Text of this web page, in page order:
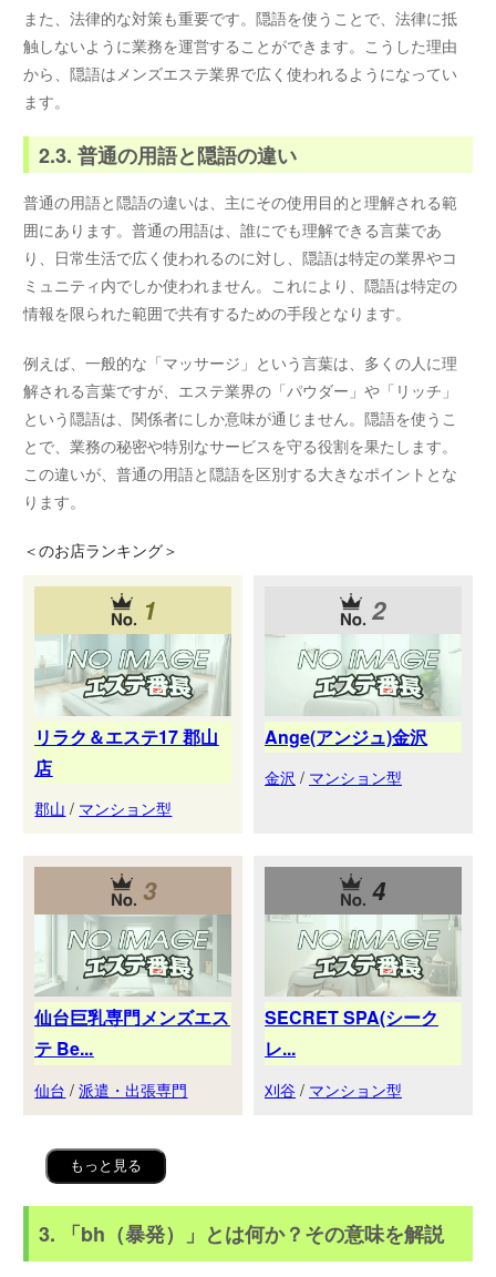
また、法律的な対策も重要です。隠語を使うことで、法律に抵
触しないように業務を運営することができます。こうした理由
から、隠語はメンズエステ業界で広く使われるようになってい
ます。
2.3. 普通の用語と隠語の違い
普通の用語と隠語の違いは、主にその使用目的と理解される範
囲にあります。普通の用語は、誰にでも理解できる言葉であ
り、日常生活で広く使われるのに対し、隠語は特定の業界やコ
ミュニティ内でしか使われません。これにより、隠語は特定の
情報を限られた範囲で共有するための手段となります。
例えば、一般的な「マッサージ」という言葉は、多くの人に理
解される言葉ですが、エステ業界の「パウダー」や「リッチ」
という隠語は、関係者にしか意味が通じません。隠語を使うこ
とで、業務の秘密や特別なサービスを守る役割を果たします。
この違いが、普通の用語と隠語を区別する大きなポイントとな
ります。
＜のお店ランキング＞
1
リラク＆エステ17 郡山
店
郡山 / マンション型
2
Ange(アンジュ)金沢
金沢 / マンション型
3
仙台巨乳専門メンズエス
テ Be...
仙台 /派遣・出張専門
4
SECRET SPA(シーク
レ...
刈谷 / マンション型
もっと見る
3. 「bh（暴発）」とは何か？その意味を解説